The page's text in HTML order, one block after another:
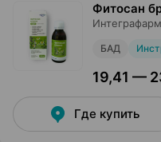
Фитосан
Интеграфарм
БАД
19,41 —
Где купить